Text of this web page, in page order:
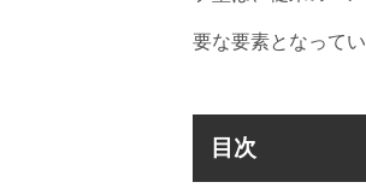
要な要素となってい
目次